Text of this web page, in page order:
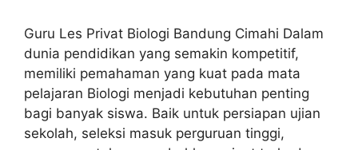
Guru Les Privat Biologi Bandung Cimahi Dalam
dunia pendidikan yang semakin kompetitif,
memiliki pemahaman yang kuat pada mata
pelajaran Biologi menjadi kebutuhan penting
bagi banyak siswa. Baik untuk persiapan ujian
sekolah, seleksi masuk perguruan tinggi,